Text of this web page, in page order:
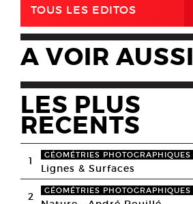
TOUS LES EDITOS
A VOIR AUSSI
LES PLUS
RECENTS
1 GÉOMÉTRIES PHOTOGRAPHIQUES
Lignes & Surfaces
2 GÉOMÉTRIES PHOTOGRAPHIQUES